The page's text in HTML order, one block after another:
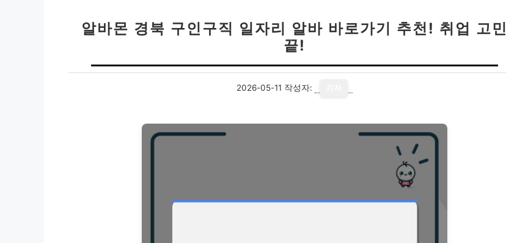
알바몬 경북 구인구직 일자리 알바 바로가기 추천! 취업 고민
끝!
2026-05-11 작성자: